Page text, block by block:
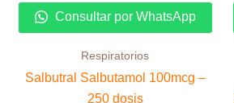
Consultar por WhatsApp
Respiratorios
Salbutral Salbutamol 100mcg –
250 dosis